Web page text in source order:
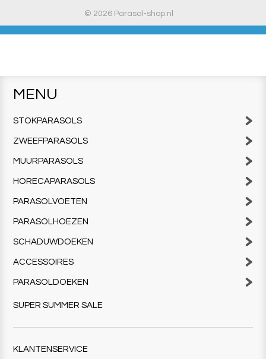
© 2026 Parasol-shop.nl
MENU
STOKPARASOLS
ZWEEFPARASOLS
MUURPARASOLS
HORECAPARASOLS
PARASOLVOETEN
PARASOLHOEZEN
SCHADUWDOEKEN
ACCESSOIRES
PARASOLDOEKEN
SUPER SUMMER SALE
KLANTENSERVICE